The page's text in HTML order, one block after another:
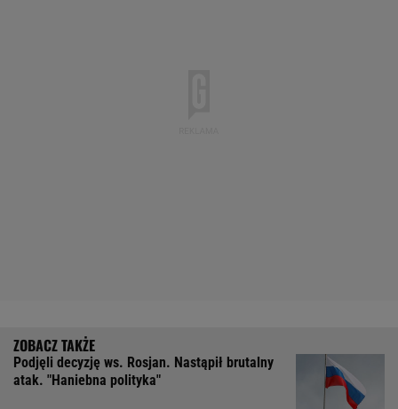
Podjęli decyzję ws. Rosjan. Nastąpił brutalny
atak. "Haniebna polityka"